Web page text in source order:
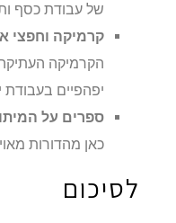
של עבודת כסף
קרמיקה וחפצי
הקרמיקה העתיקה
יפהפיים בעבודת יד.
ספרים על
כאן מהדורות
לסיכום